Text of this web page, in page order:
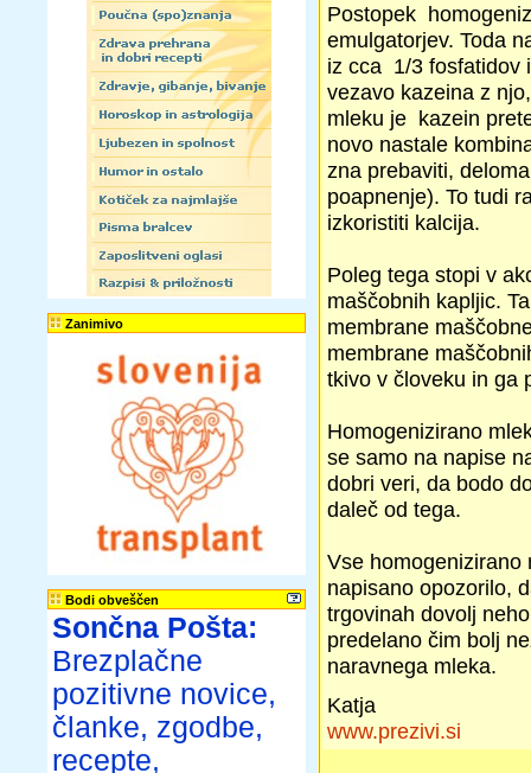
Zanimivo
Bodi obveščen
Sončna Pošta:
Brezplačne
pozitivne novice,
članke, zgodbe,
recepte,
Postopek
emulgatorjev. Toda
iz cca 1/3 fosfatidov
vezavo kazeina z
mleku je kazein
novo nastale
zna prebaviti,
poapnenje). To tudi
izkoristiti kalcija.
Poleg tega stopi v
maščobnih kapljic.
membrane
membrane
tkivo v človeku in ga
Homogenizirano
se samo na napise
dobri veri, da bodo
daleč od tega.
Vse homogenizirano
napisano opozorilo,
trgovinah dovolj
predelano čim bolj
naravnega mleka.
Katja
www.prezivi.si